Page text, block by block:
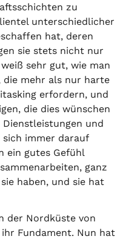
zu
unterschiedlicher
hat, deren
sie stets nicht nur
sehr gut, wie man
die mehr als nur harte
erfordern, und
die dies wünschen
und
sich immer darauf
ein gutes Gefühl
ganz
haben, und sie hat
der Nordküste von
Fundament. Nun hat